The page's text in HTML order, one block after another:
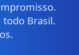
Brasil.